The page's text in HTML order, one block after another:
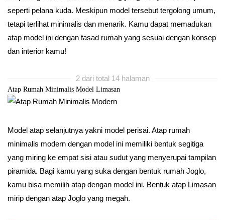
seperti pelana kuda. Meskipun model tersebut tergolong umum,
tetapi terlihat minimalis dan menarik. Kamu dapat memadukan
atap model ini dengan fasad rumah yang sesuai dengan konsep
dan interior kamu!
2 dari total 14 halaman
Atap Rumah Minimalis Model Limasan
Model atap selanjutnya yakni model perisai. Atap rumah
minimalis modern dengan model ini memiliki bentuk segitiga
yang miring ke empat sisi atau sudut yang menyerupai tampilan
piramida. Bagi kamu yang suka dengan bentuk rumah Joglo,
kamu bisa memilih atap dengan model ini. Bentuk atap Limasan
mirip dengan atap Joglo yang megah.